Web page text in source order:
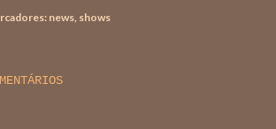
news shows